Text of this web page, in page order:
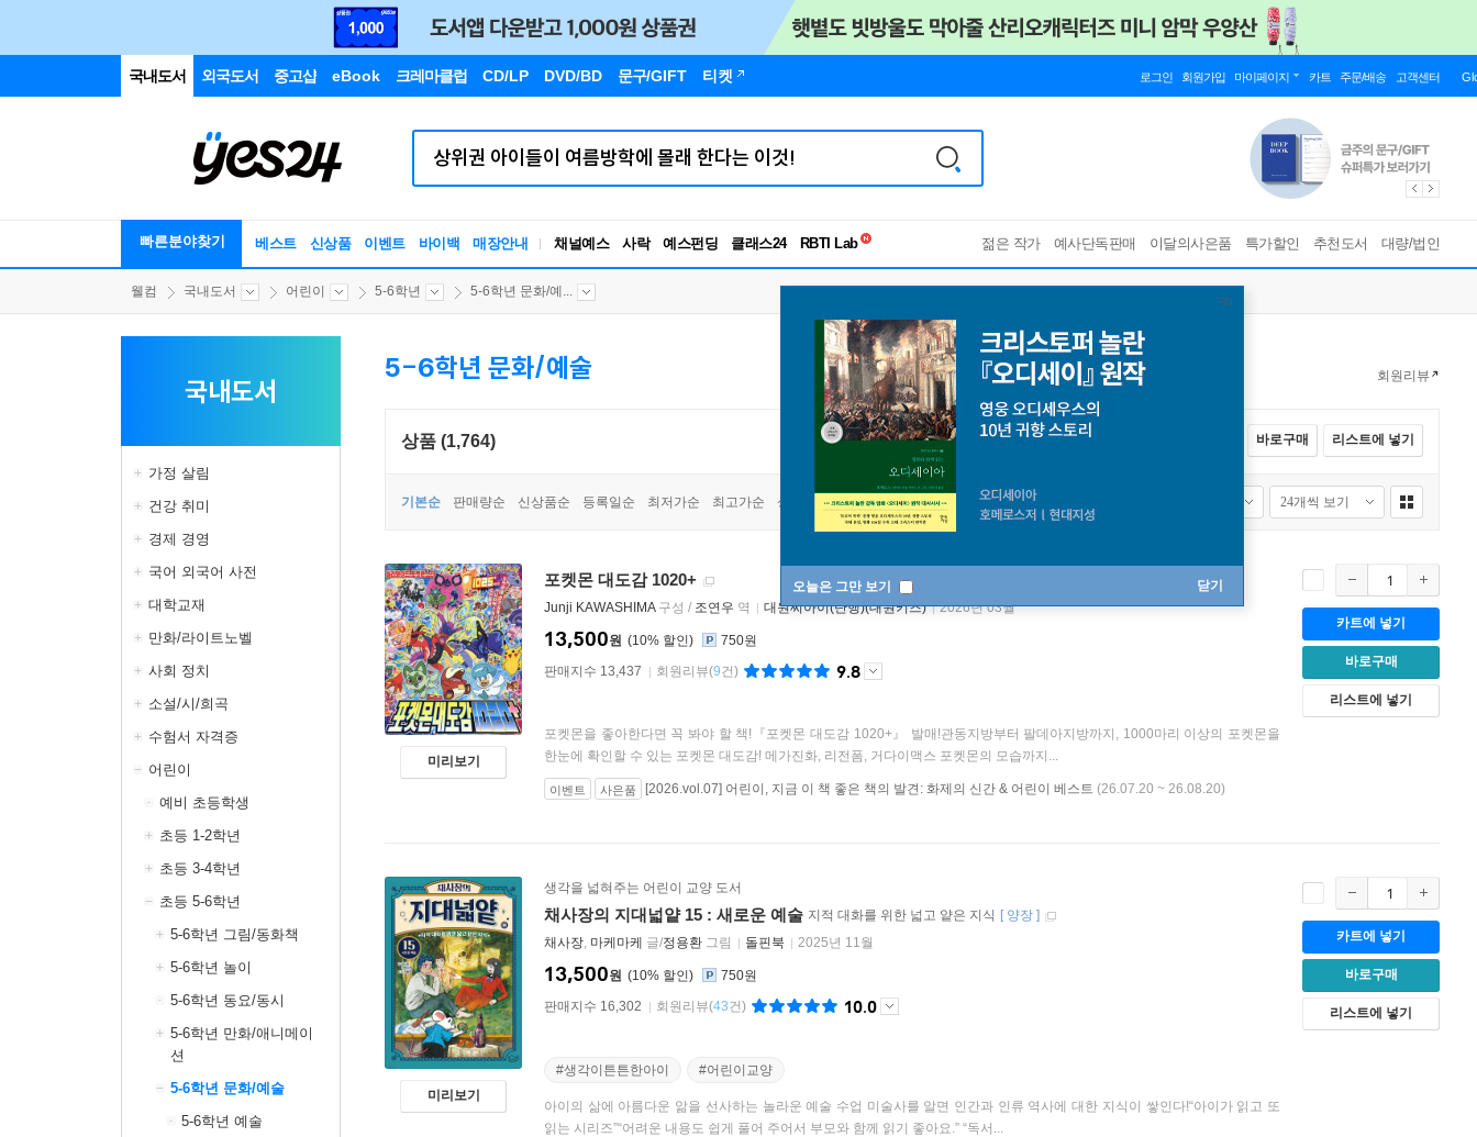
국내도서 외국도서 중고샵 eBook 크레마클럽 CD/LP DVD/BD 문구/GIFT 티켓 로그인 회원가입 마이페이지 카트 주문/배송 고객센터
빠른분야찾기 베스트 신상품 이벤트 바이백 매장안내 채널예스 사락 예스펀딩 클래스24
독서유형검사
젊은 작가 예사단독판매 이달의사은품 특가할인 추천도서 대량/법인
오늘은 그만 보기 닫기
웰컴 국내도서 어린이 5-6학년 5-6학년 문화/예...
국내도서
가정 살림
건강 취미
경제 경영
국어 외국어 사전
대학교재
만화/라이트노벨
사회 정치
소설/시/희곡
수험서 자격증
어린이
예비 초등학생
초등 1-2학년
초등 3-4학년
초등 5-6학년
5-6학년 그림/동화책
5-6학년 놀이
5-6학년 동요/동시
5-6학년 만화/애니메이
션
5-6학년 문화/예술
5-6학년 예술
5-6학년 문화/예술 회원리뷰
상품 (1,764) 전체선택 바로구매 리스트에 넣기
기본순 판매량순 신상품순 등록일순 최저가순 최고가순 상품명순
미리보기
포켓몬 대도감 1020+
Junji KAWASHIMA구성 / 조연우 역 대원씨아이(단행)(대원키즈) 2026년 03월
10%
13,500원
750원
판매지수 13,437
회원리뷰(9건) 9.8
포켓몬을 좋아한다면 꼭 봐야 할 책!『포켓몬 대도감 1020+』 발매!관동지방부터 팔데아지방까지, 1000마리 이상의 포켓몬을
한눈에 확인할 수 있는 포켓몬 대도감! 메가진화, 리전폼, 거다이맥스 포켓몬의 모습까지...
이벤트 사은품 [2026.vol.07] 어린이, 지금 이 책 좋은 책의 발견: 화제의 신간 & 어린이 베스트 (26.07.20 ~ 26.08.20)
카트에 넣기
바로구매
리스트에 넣기
미리보기
생각을 넓혀주는 어린이 교양 도서
채사장의 지대넓얕 15 : 새로운 예술 지적 대화를 위한 넓고 얕은 지식 [ 양장 ]
채사장, 마케마케 글/정용환 그림 돌핀북 2025년 11월
10%
13,500원
750원
판매지수 16,302
회원리뷰(43건) 10.0
#생각이튼튼한아이 #어린이교양
아이의 삶에 아름다운 앎을 선사하는 놀라운 예술 수업 미술사를 알면 인간과 인류 역사에 대한 지식이 쌓인다!“아이가 읽고 또
읽는 시리즈”“어려운 내용도 쉽게 풀어 주어서 부모와 함께 읽기 좋아요.” “독서...
카트에 넣기
바로구매
리스트에 넣기